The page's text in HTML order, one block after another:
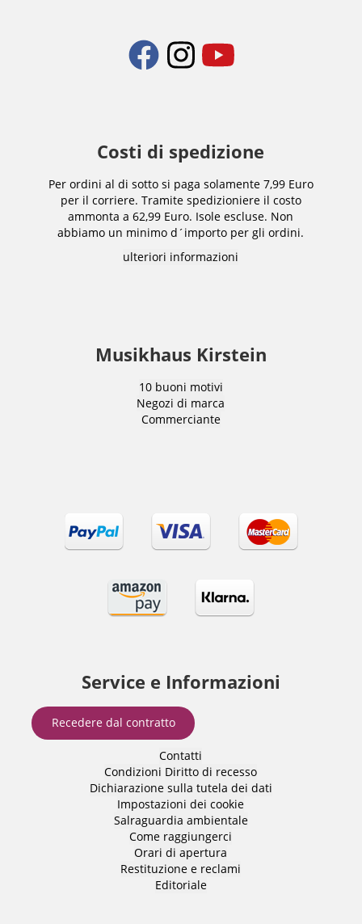
Costi di spedizione
Per ordini al di sotto si paga solamente 7,99 Euro
per il corriere. Tramite spedizioniere il costo
ammonta a 62,99 Euro. Isole escluse. Non
abbiamo un minimo d´importo per gli ordini.
ulteriori informazioni
Musikhaus Kirstein
10 buoni motivi
Negozi di marca
Commerciante
Service e Informazioni
Recedere dal contratto
Contatti
Condizioni Diritto di recesso
Dichiarazione sulla tutela dei dati
Impostazioni dei cookie
Salraguardia ambientale
Come raggiungerci
Orari di apertura
Restituzione e reclami
Editoriale